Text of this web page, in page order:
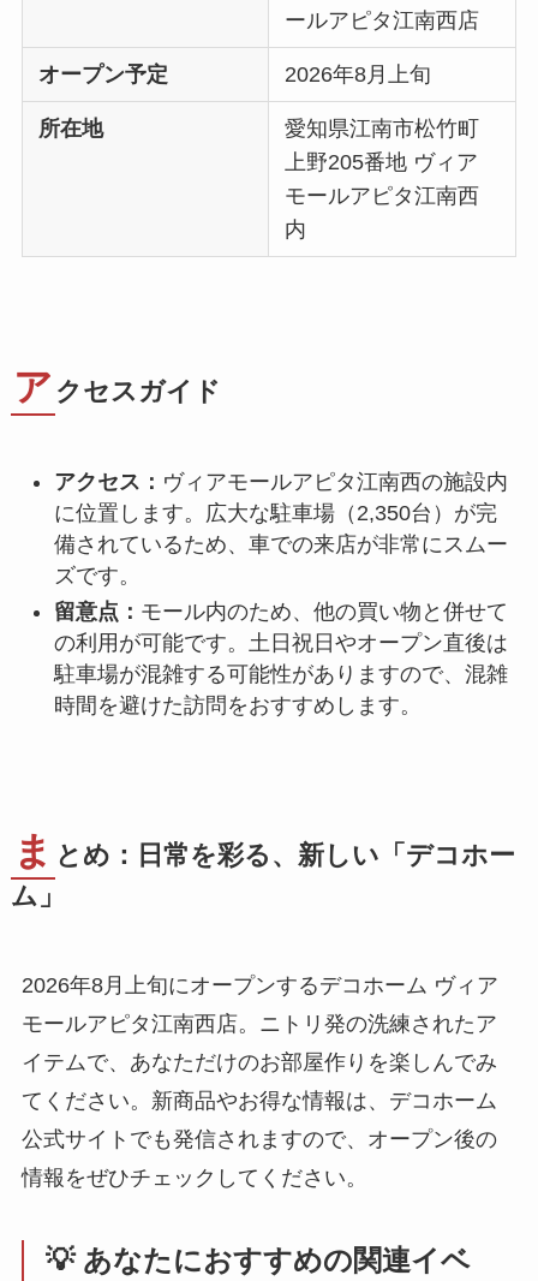
ールアピタ江南西店
オープン予定 2026年8月上旬
所在地
愛知県江南市松竹町
上野205番地 ヴィア
モールアピタ江南西
内
ア クセスガイド
アクセス： ヴィアモールアピタ江南西の施設内
に位置します。広大な駐車場（2,350台）が完
備されているため、車での来店が非常にスムー
ズです。
留意点： モール内のため、他の買い物と併せて
の利用が可能です。土日祝日やオープン直後は
駐車場が混雑する可能性がありますので、混雑
時間を避けた訪問をおすすめします。
ま とめ：日常を彩る、新しい「デコホー
ム」
2026年8月上旬にオープンするデコホーム ヴィア
モールアピタ江南西店。ニトリ発の洗練されたア
イテムで、あなただけのお部屋作りを楽しんでみ
てください。新商品やお得な情報は、デコホーム
公式サイトでも発信されますので、オープン後の
情報をぜひチェックしてください。
💡 あなたにおすすめの関連イベ